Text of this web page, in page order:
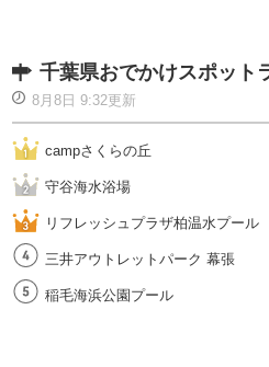
千葉県おでかけスポット
8月8日 9:32更新
campさくらの丘
守谷海水浴場
リフレッシュプラザ柏温水プール
三井アウトレットパーク 幕張
稲毛海浜公園プール